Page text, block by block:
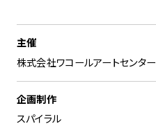
主催
株式会社ワコールアートセンター
企画制作
スパイラル